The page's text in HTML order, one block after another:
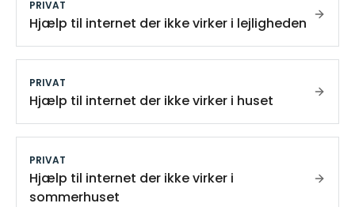
PRIVAT
Hjælp til internet der ikke virker i lejligheden
PRIVAT
Hjælp til internet der ikke virker i huset
PRIVAT
Hjælp til internet der ikke virker i
sommerhuset